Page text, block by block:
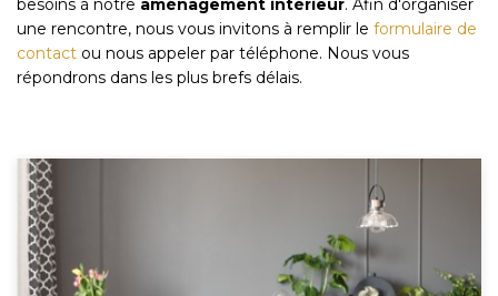
besoins à notre aménagement intérieur. Afin d'organiser
une rencontre, nous vous invitons à remplir le formulaire de
contact ou nous appeler par téléphone. Nous vous
répondrons dans les plus brefs délais.